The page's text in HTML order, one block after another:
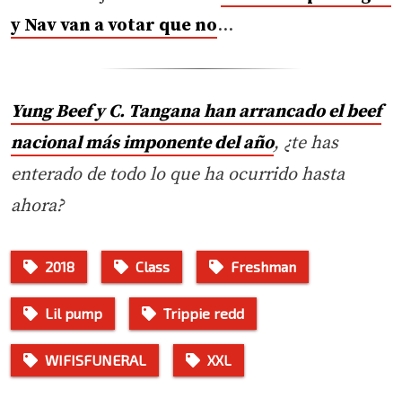
y Nav van a votar que no…
Yung Beef y C. Tangana han arrancado el beef
nacional más imponente del año, ¿te has
enterado de todo lo que ha ocurrido hasta
ahora?
2018 Class Freshman
Lil pump Trippie redd
WIFISFUNERAL XXL